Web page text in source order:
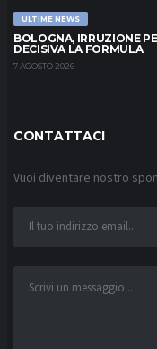
ULTIME NEWS
BOLOGNA, IRRUZIONE
DECISIVA LA FORMULA
7 AGOSTO 2026
CONTATTACI
Vuoi diventare nostro